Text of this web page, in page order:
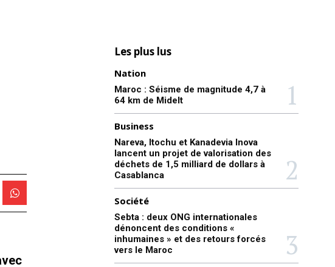
Les plus lus
Nation
Maroc : Séisme de magnitude 4,7 à
64 km de Midelt
Business
Nareva, Itochu et Kanadevia Inova
lancent un projet de valorisation des
déchets de 1,5 milliard de dollars à
Casablanca
Société
Sebta : deux ONG internationales
dénoncent des conditions «
inhumaines » et des retours forcés
vers le Maroc